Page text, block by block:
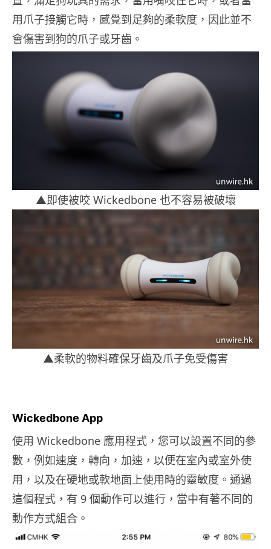
用爪子接觸它時，感覺到足夠的柔軟度，因此並不
會傷害到狗的爪子或牙齒。
▲即使被咬 Wickedbone 也不容易被破壞
▲柔軟的物料確保牙齒及爪子免受傷害
Wickedbone App
使用 Wickedbone 應用程式，您可以設置不同的參
數，例如速度，轉向，加速，以便在室內或室外使
用，以及在硬地或軟地面上使用時的靈敏度。通過
這個程式，有 9 個動作可以進行，當中有著不同的
動作方式組合。